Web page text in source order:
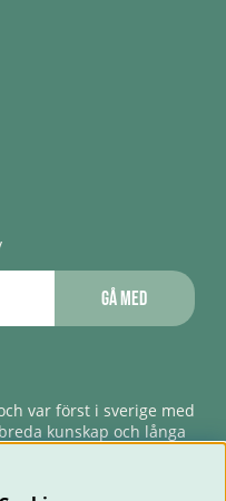
Gå med
var först i sverige med
kunskap och långa